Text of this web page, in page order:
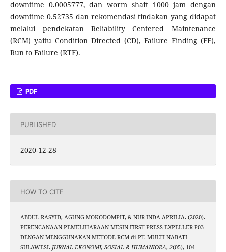
downtime 0.0005777, dan worm shaft 1000 jam dengan
downtime 0.52735 dan rekomendasi tindakan yang didapat
melalui pendekatan Reliability Centered Maintenance
(RCM) yaitu Condition Directed (CD), Failure Finding (FF),
Run to Failure (RTF).
PDF
PUBLISHED
2020-12-28
HOW TO CITE
ABDUL RASYID, AGUNG MOKODOMPIT, & NUR INDA APRILIA. (2020).
PERENCANAAN PEMELIHARAAN MESIN FIRST PRESS EXPELLER P03
DENGAN MENGGUNAKAN METODE RCM di PT. MULTI NABATI
SULAWESI. JURNAL EKONOMI, SOSIAL & HUMANIORA, 2(05), 104–